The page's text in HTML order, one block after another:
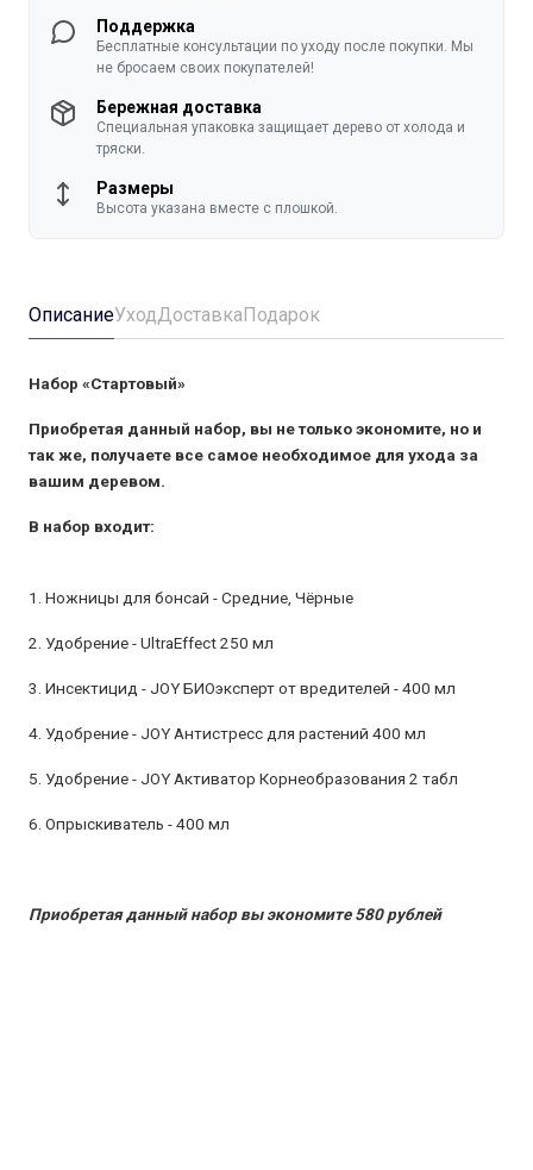
Поддержка
Бесплатные консультации по уходу после покупки. Мы
не бросаем своих покупателей!
Бережная доставка
Специальная упаковка защищает дерево от холода и
тряски.
Размеры
Высота указана вместе с плошкой.
ОписаниеУходДоставкаПодарок
Набор «Стартовый»
Приобретая данный набор, вы не только экономите, но и
так же, получаете все самое необходимое для ухода за
вашим деревом.
В набор входит:
1. Ножницы для бонсай - Средние, Чёрные
2. Удобрение - UltraEffect 250 мл
3. Инсектицид - JOY БИОэксперт от вредителей - 400 мл
4. Удобрение - JOY Антистресс для растений 400 мл
5. Удобрение - JOY Активатор Корнеобразования 2 табл
6. Опрыскиватель - 400 мл
Приобретая данный набор вы экономите 580 рублей